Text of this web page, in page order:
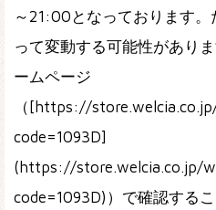
～21:00となっております。
って変動する可能性があり
ームページ
（[https://
code=1093D]
(https://store.welcia.co.jp/
code=1093D)）で確認する